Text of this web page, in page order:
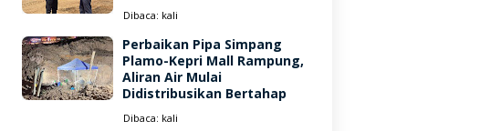
Dibaca: kali
Perbaikan Pipa Simpang
Plamo-Kepri Mall Rampung,
Aliran Air Mulai
Didistribusikan Bertahap
Dibaca: kali